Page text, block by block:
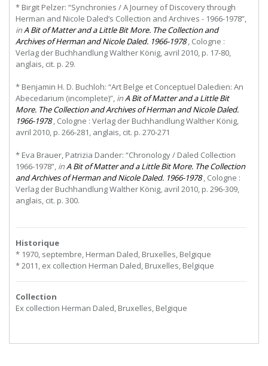
* Birgit Pelzer: “Synchronies / A Journey of Discovery through
Herman and Nicole Daled’s Collection and Archives - 1966-1978”,
inA Bit of Matter and a Little Bit More. The Collection and
Archives of Herman and Nicole Daled. 1966-1978, Cologne :
Verlag der Buchhandlung Walther König, avril 2010, p. 17-80,
anglais, cit. p. 29.
* Benjamin H. D. Buchloh: “Art Belge et Conceptuel Daledien: An
Abecedarium (incomplete)”, inA Bit of Matter and a Little Bit
More. The Collection and Archives of Herman and Nicole Daled.
1966-1978, Cologne : Verlag der Buchhandlung Walther König,
avril 2010, p. 266-281, anglais, cit. p. 270-271
* Eva Brauer, Patrizia Dander: “Chronology / Daled Collection
1966-1978”, inA Bit of Matter and a Little Bit More. The Collection
and Archives of Herman and Nicole Daled. 1966-1978, Cologne :
Verlag der Buchhandlung Walther König, avril 2010, p. 296-309,
anglais, cit. p. 300.
Historique
* 1970, septembre, Herman Daled, Bruxelles, Belgique
* 2011, ex collection Herman Daled, Bruxelles, Belgique
Collection
Ex collection Herman Daled, Bruxelles, Belgique